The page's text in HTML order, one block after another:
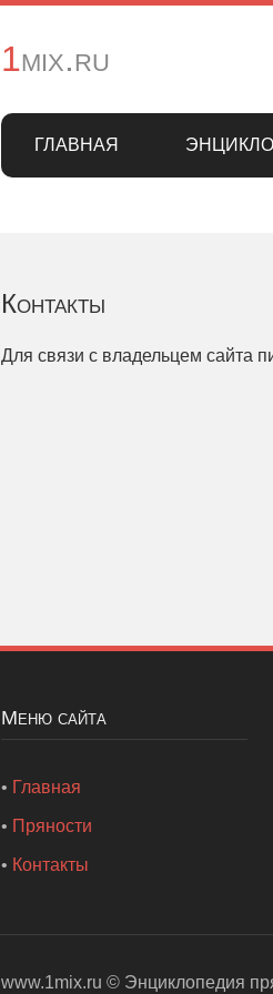
1mix.ru
ГЛАВНАЯ
Контакты
Для связи с владельцем сайта
Меню сайта
• Главная
• Пряности
• Контакты
www.1mix.ru © Энциклопедия